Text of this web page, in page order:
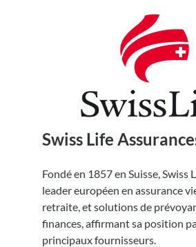
Swiss Life
Fondé en 1857 en Suisse, Swiss
leader européen en assurance
retraite, et solutions de
finances, affirmant sa position
principaux fournisseurs.